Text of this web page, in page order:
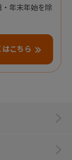
年末年始を除
はこちら